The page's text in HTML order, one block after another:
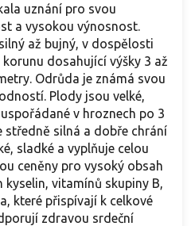
uznání pro svou
a vysokou výnosnost.
až bujný, v dospělosti
dosahující výšky 3 až
Odrůda je známá svou
Plody jsou velké,
v hroznech po 3
středně silná a dobře chrání
sladké a vyplňuje celou
ceněny pro vysoký obsah
kyselin, vitamínů skupiny B,
které přispívají k celkové
zdravou srdeční